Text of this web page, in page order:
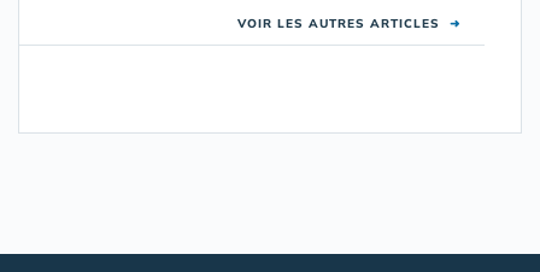
VOIR LES AUTRES ARTICLES ➜